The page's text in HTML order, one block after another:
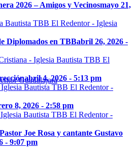
Guadalajara
2026 – Amigos y Vecinosmayo 21,
Diplomados en TBBabril 26, 2026 -
abril 4, 2026 - 5:13 pm
8, 2026 - 2:58 pm
Joe Rosa y cantante Gustavo
- 9:07 pm